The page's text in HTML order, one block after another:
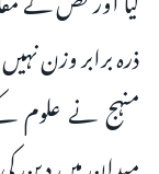
ذرہ برابر وزن
منہج نے علوم
میدان میں دین